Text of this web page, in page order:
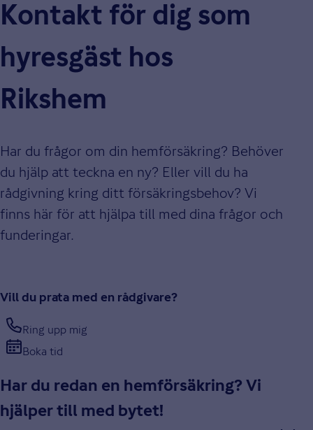
Kontakt för dig som
hyresgäst hos
Rikshem
Har du frågor om din hemförsäkring? Behöver
du hjälp att teckna en ny? Eller vill du ha
rådgivning kring ditt försäkringsbehov? Vi
finns här för att hjälpa till med dina frågor och
funderingar.
Vill du prata med en rådgivare?
Ring upp mig
Boka tid
Har du redan en hemförsäkring? Vi
hjälper till med bytet!